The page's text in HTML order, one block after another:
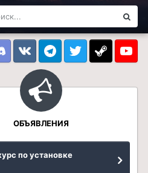
VK TelegramTwitter Steam
ОБЪЯВЛЕНИЯ
по установке